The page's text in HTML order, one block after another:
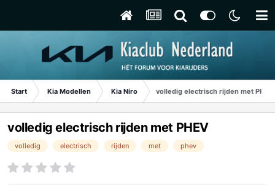
Start Kia Modellen Kia Niro volledig electrisch rijden met PHEV
volledig electrisch rijden met PHEV
volledig electrisch rijden met phev